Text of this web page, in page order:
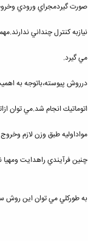
صورت گيردمجراي ورودي
نيازبه كنترل چنداني
مي گيرد.
درروش پيوسته،باتوجه به اهميت
اتوماتيك انجام شد.مي توان
مواداوليه طبق وزن لازم
چنين فرآيندي راهدايت ومهيا
به طوركلي مي توان اين روش ساخت رابه